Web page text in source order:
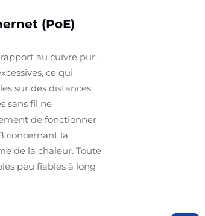
(PoE)
au cuivre pur,
ce qui
sur des distances
sans fil ne
de fonctionner
concernant la
de la chaleur. Toute
peu fiables à long